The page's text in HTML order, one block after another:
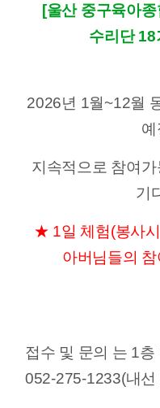
[울산 중구육아
수리단 18
2026년 1월~12월
예
지속적으로 참여
기
★ 1일 체험(봉사
아버님들의
접수 및 문의 는 1
052-275-1233(내